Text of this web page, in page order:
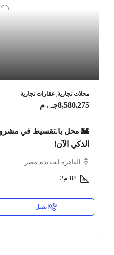
محلات تجارية, عقارات تجارية
8,580,275جـ . م
🌇 محل بالتقسيط في
الذكي الآن!
القاهرة الجديدة, مصر
88 م2
اتصل